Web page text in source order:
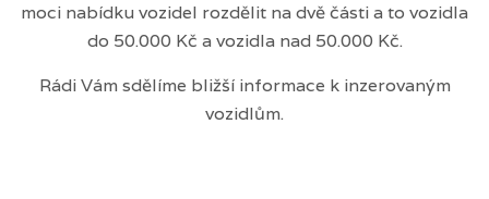
moci nabídku vozidel rozdělit na dvě části a to vozidla
do 50.000 Kč a vozidla nad 50.000 Kč.
Rádi Vám sdělíme bližší informace k inzerovaným
vozidlům.